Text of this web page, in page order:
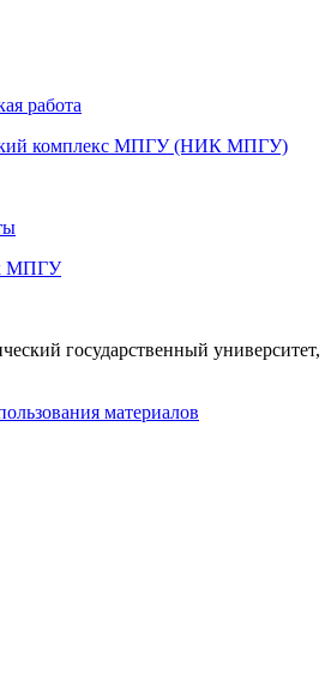
работа
комплекс МПГУ (НИК МПГУ)
МПГУ
государственный университет,
материалов